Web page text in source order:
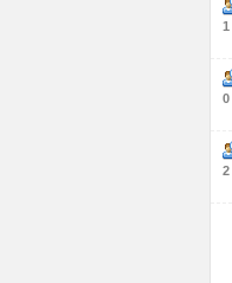
1
0
2